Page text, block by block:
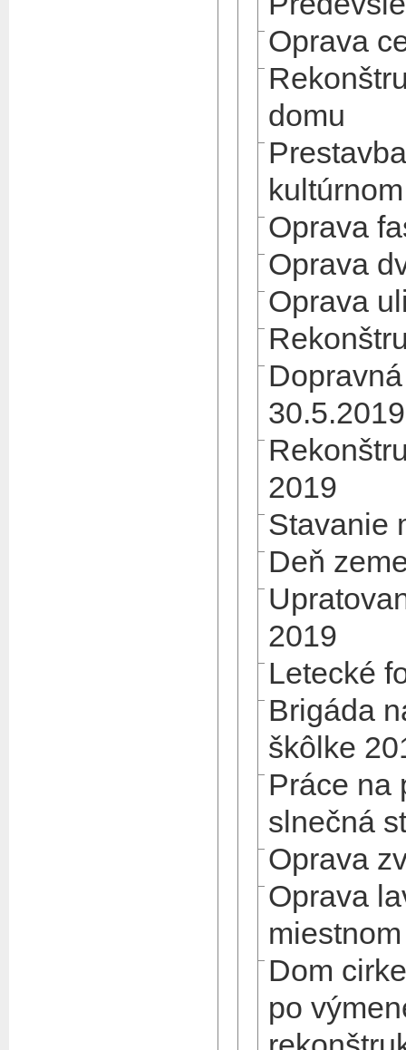
Oprava
domu
Oprava
Oprava
Oprava
30.5.2019
2019
Stavanie
Deň
2019
Letecké
Brigáda
škôlke
Práce na
slnečná
Oprava
Oprava
Dom
po